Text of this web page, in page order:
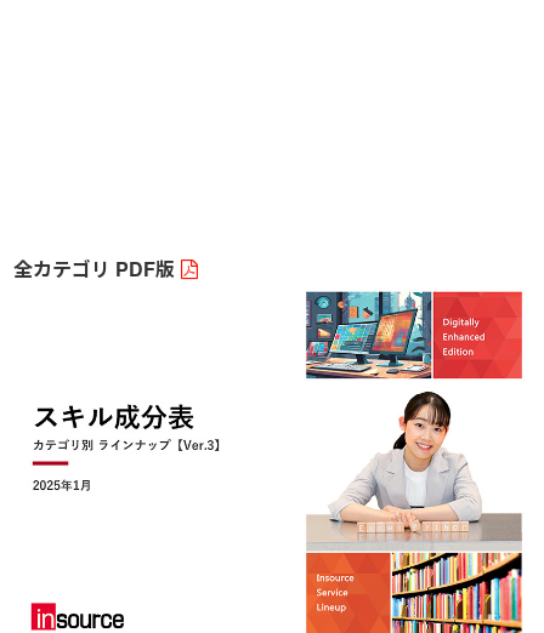
全カテゴリ PDF版